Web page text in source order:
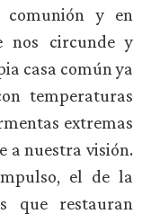
y en
nos circunde y
casa común ya
temperaturas
extremas
a nuestra visión.
el de la
que restauran